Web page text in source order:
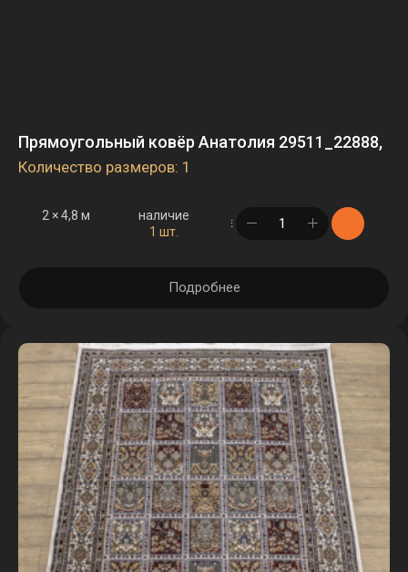
Прямоугольный ковёр Анатолия 29511_22888,
Количество размеров: 1
2 × 4,8 м
наличие
1 шт.
в корзине
Подробнее